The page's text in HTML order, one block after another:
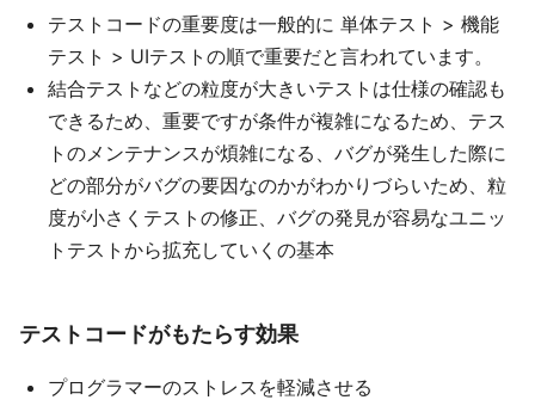
テストコードの重要度は一般的に 単体テスト > 機能
テスト > UIテストの順で重要だと言われています。
結合テストなどの粒度が大きいテストは仕様の確認も
できるため、重要ですが条件が複雑になるため、テス
トのメンテナンスが煩雑になる、バグが発生した際に
どの部分がバグの要因なのかがわかりづらいため、粒
度が小さくテストの修正、バグの発見が容易なユニッ
トテストから拡充していくの基本
テストコードがもたらす効果
プログラマーのストレスを軽減させる